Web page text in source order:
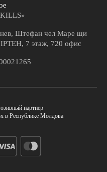
Штефан чел Маре щи
7 этаж, 720 офис
партнер
в Республике Молдова